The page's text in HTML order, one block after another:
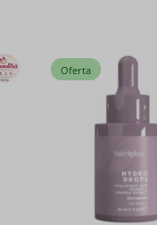
Oferta